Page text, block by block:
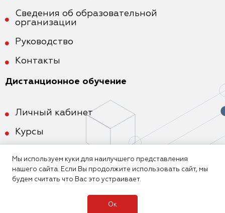
Сведения об образовательной
организации
Руководство
Контакты
Дистанционное обучение
Личный кабинет
Курсы
Мы используем куки для наилучшего представления
нашего сайта. Если Вы продолжите использовать сайт, мы
будем считать что Вас это устраивает.
Ок